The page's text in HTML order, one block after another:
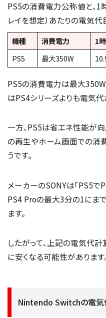
PS5の消費電力公称値と、1
レイを想定）あたりの電気代
機種 消費電力 1
PS5
最大350W
PS5の消費電力は最大
はPS4シリーズよりも電気代
一方、PS5は省エネ性能が
の再生やホーム画面での消
うです。
メーカーのSONYは「PS5で
PS4 Proの最大3分の1にま
ます。
したがって、上記の電気代
に安くなる可能性があります
Nintendo Switchの電気